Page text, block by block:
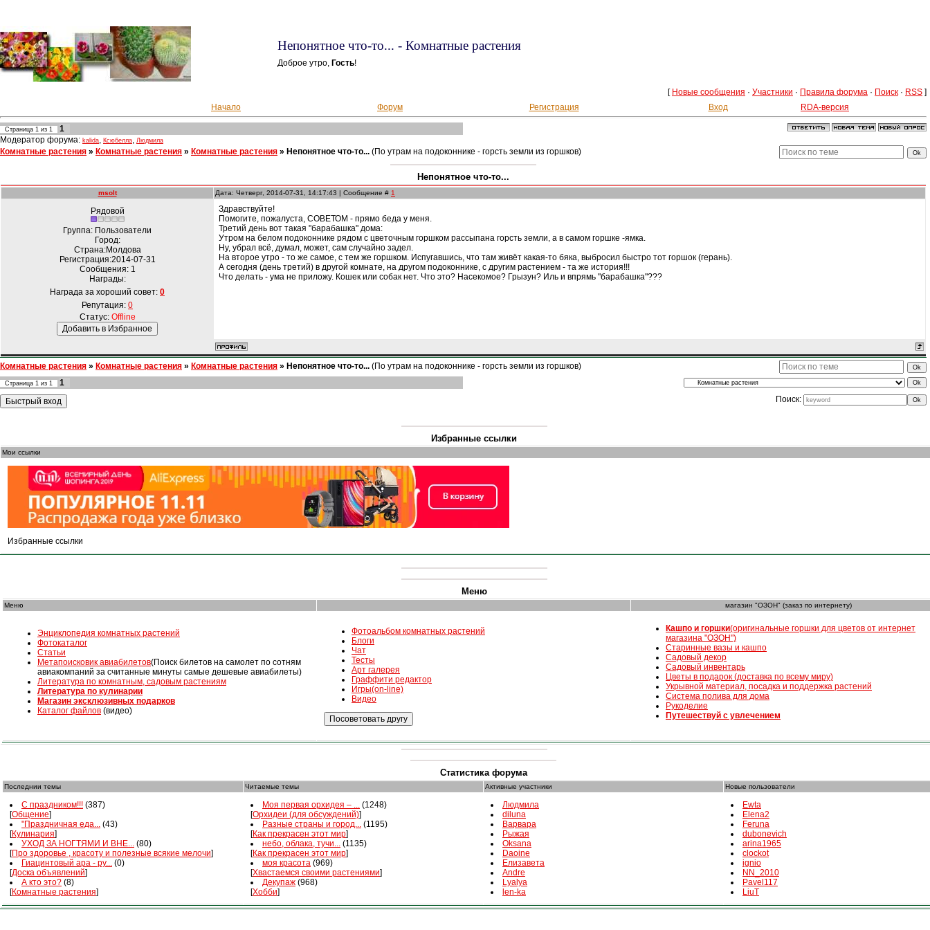
Непонятное что-то... - Комнатные растения
Доброе утро, Гость!
[ Новые сообщения · Участники · Правила форума · Поиск · RSS ]
Начало
Форум Регистрация Вход RDA-версия
Страница 1 из 1
1
Модератор форума: kalida, Ксюбелла, Людмила
Комнатные растения » Комнатные растения » Комнатные растения » Непонятное что-то... (По утрам на подоконнике - горсть земли из горшков)
Непонятное что-то...
msolt Дата: Четверг, 2014-07-31, 14:17:43 | Сообщение # 1
Рядовой
Группа: Пользователи
Город:
Страна:Молдова
Регистрация:2014-07-31
Сообщения: 1
Награды:
Награда за хороший совет: 0
Репутация: 0
Статус: Offline
Здравствуйте!
Помогите, пожалуста, СОВЕТОМ - прямо беда у меня.
Третий день вот такая "барабашка" дома:
Утром на белом подоконнике рядом с цветочным горшком рассыпана горсть земли, а в самом горшке -ямка.
Ну, убрал всё, думал, может, сам случайно задел.
На второе утро - то же самое, с тем же горшком. Испугавшись, что там живёт какая-то бяка, выбросил быстро тот горшок (герань).
А сегодня (день третий) в другой комнате, на другом подоконнике, с другим растением - та же история!!!
Что делать - ума не приложу. Кошек или собак нет. Что это? Насекомое? Грызун? Иль и впрямь "барабашка"???
Комнатные растения » Комнатные растения » Комнатные растения » Непонятное что-то... (По утрам на подоконнике - горсть земли из горшков)
Страница 1 из 1
1
Поиск:
Избранные ссылки
Мои ссылки
Избранные ссылки
Меню
Меню магазин "ОЗОН" (заказ по интернету)
Энциклопедия комнатных растений
Фотокаталог
Статьи
Mетапоисковик авиабилетов(Поиск билетов на самолет по сотням
авиакомпаний за считанные минуты самые дешевые авиабилеты)
Литература по комнатным, садовым растениям
Литература по кулинарии
Магазин эксклюзивных подарков
Каталог файлов (видео)
Фотоальбом комнатных растений
Блоги
Чат
Тесты
Арт галерея
Граффити редактор
Игры(on-line)
Видео
Кашпо и горшки(оригинальные горшки для цветов от интернет
магазина "ОЗОН")
Старинные вазы и кашпо
Садовый декор
Садовый инвентарь
Цветы в подарок (доставка по всему миру)
Укрывной материал, посадка и поддержка растений
Система полива для дома
Рукоделие
Путешествуй с увлечением
Статистика форума
Последнии темы Читаемые темы Активные участники Новые пользователи
С праздником!!! (387)
[Общение]
"Праздничная еда... (43)
[Кулинария]
УХОД ЗА НОГТЯМИ И ВНЕ... (80)
[Про здоровье , красоту и полезные всякие мелочи]
Гиацинтовый ара - ру... (0)
[Доска объявлений]
А кто это? (8)
[Комнатные растения]
Моя первая орхидея – ... (1248)
[Орхидеи (для обсуждений)]
Разные страны и город... (1195)
[Как прекрасен этот мир]
небо, облака, тучи... (1135)
[Как прекрасен этот мир]
моя красота (969)
[Хвастаемся своими растениями]
Декупаж (968)
[Хобби]
Людмила
diluna
Варвара
Рыжая
Oksana
Daoine
Елизавета
Andre
Lyalya
len-ka
Ewta
Elena2
Feruna
dubonevich
arina1965
clockot
ignio
NN_2010
Pavel117
LiuT